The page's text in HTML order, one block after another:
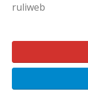
ruliweb
핵심 쟁점은 공
이런 일이 반복되
시각장애인에게